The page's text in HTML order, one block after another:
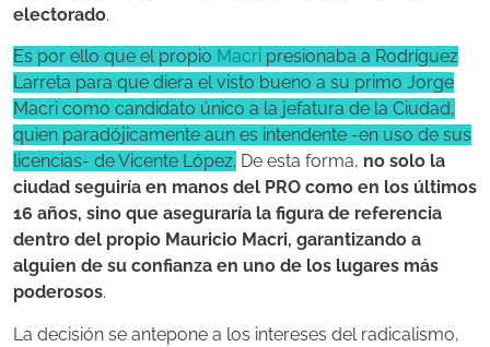
electorado.
Es por ello que el propio Macri presionaba a Rodríguez
Larreta para que diera el visto bueno a su primo Jorge
Macri como candidato único a la jefatura de la Ciudad,
quien paradójicamente aun es intendente -en uso de sus
licencias- de Vicente López. De esta forma, no solo la
ciudad seguiría en manos del PRO como en los últimos
16 años, sino que aseguraría la figura de referencia
dentro del propio Mauricio Macri, garantizando a
alguien de su confianza en uno de los lugares más
poderosos.
La decisión se antepone a los intereses del radicalismo,